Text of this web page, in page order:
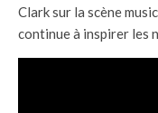
Clark sur la scène
continue à inspirer les